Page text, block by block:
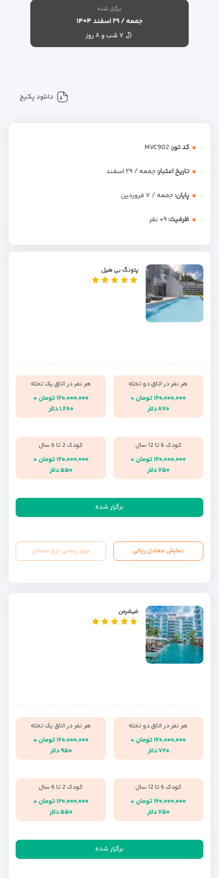
برگزار شده
جمعه / ۲۹ اسفند ۱۴۰۴
۷ شب و ۸ روز
دانلود پکیج
کد تور:MVC902
تاریخ اعتبار:جمعه / ۲۹ اسفند
پایان:جمعه / ۷ فروردین
ظرفیت:+۹ نفر
پتونگ بی هیل
هر نفر در اتاق دو تخته
۱۲۰,۰۰۰,۰۰۰ تومان +
۸۷۰ دلار
هر نفر در اتاق یک تخته
۱۲۰,۰۰۰,۰۰۰ تومان +
۱,۲۸۰ دلار
کودک 6 تا 12 سال
۱۲۰,۰۰۰,۰۰۰ تومان +
۷۵۰ دلار
کودک 2 تا 6 سال
۱۲۰,۰۰۰,۰۰۰ تومان +
۵۵۰ دلار
برگزار شده
نمایش معادل ریالی بروز رسانی نرخ معادل
فیشرمن
هر نفر در اتاق دو تخته
۱۲۰,۰۰۰,۰۰۰ تومان +
۷۲۰ دلار
هر نفر در اتاق یک تخته
۱۲۰,۰۰۰,۰۰۰ تومان +
۹۵۰ دلار
کودک 6 تا 12 سال
۱۲۰,۰۰۰,۰۰۰ تومان +
۷۵۰ دلار
کودک 2 تا 6 سال
۱۲۰,۰۰۰,۰۰۰ تومان +
۵۵۰ دلار
برگزار شده